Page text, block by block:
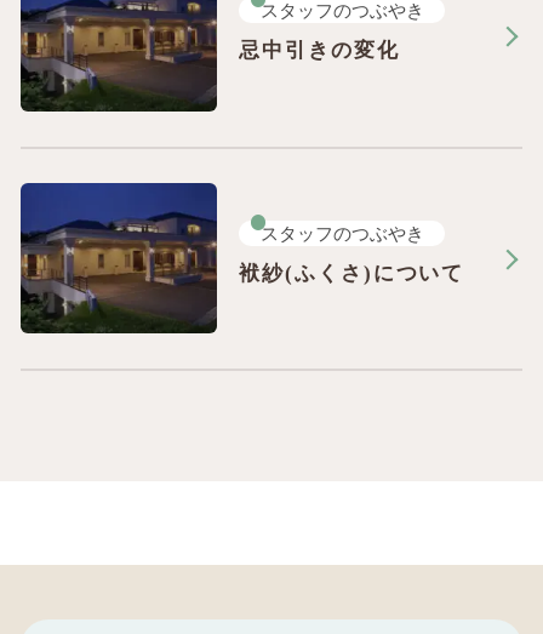
スタッフのつぶやき
忌中引きの変化
スタッフのつぶやき
袱紗(ふくさ)について